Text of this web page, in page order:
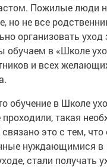
Пожилые люди
но не все
организовать уход
в «Школе
и всех
обучение в Школе
такая
это с тем,
нуждающимися в
стали получать